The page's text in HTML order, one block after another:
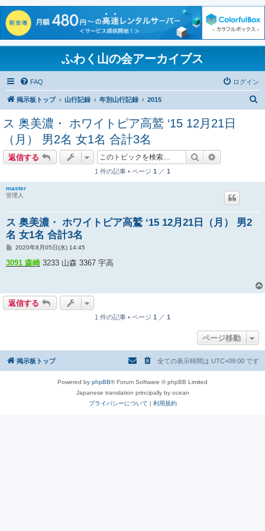
ふわく山の会アーカイブス
FAQ ログイン
掲示板トップ 山行記録 年別山行記録 2015
ス 奥美濃・ ホワイトピア高鷲 ‘15 12月21日
（月） 男2名 女1名 合計3名
返信する 検索
1 件の記事 • ページ 1 ／ 1
master
管理人
ス 奥美濃・ ホワイトピア高鷲 ‘15 12月21日（月） 男2
名 女1名 合計3名
投
記
事
2020年8月05日(水) 14:45
3091 森崎3233 山森 3367 宇高
返信する
1 件の記事 • ページ 1 ／ 1
ページ移動
掲示板トップ 全ての表示時間は UTC+09:00 です
Powered by phpBB® Forum Software © phpBB Limited
Japanese translation principally by ocean
プライバシーについて | 利用規約